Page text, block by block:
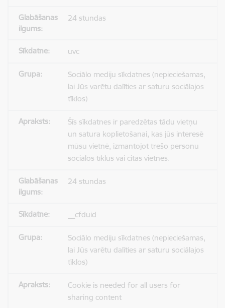
24 stundas
uvc
Sociālo mediju sīkdatnes (nepieciešamas,
lai Jūs varētu dalīties ar saturu sociālajos
tīklos)
Šīs sīkdatnes ir paredzētas tādu vietņu
un satura koplietošanai, kas jūs interesē
mūsu vietnē, izmantojot trešo personu
sociālos tīklus vai citas vietnes.
24 stundas
__cfduid
Sociālo mediju sīkdatnes (nepieciešamas,
lai Jūs varētu dalīties ar saturu sociālajos
tīklos)
Cookie is needed for all users for
sharing content